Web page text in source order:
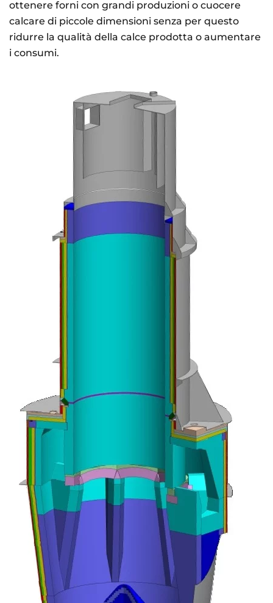
ottenere forni con grandi produzioni o cuocere
calcare di piccole dimensioni senza per questo
ridurre la qualità della calce prodotta o aumentare
i consumi.